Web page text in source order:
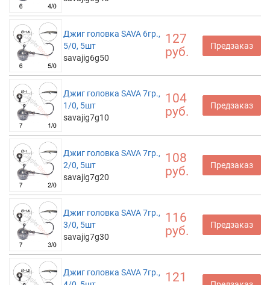
Джиг головка SAVA 6гр.,
5/0, 5шт
savajig6g50
127
руб.
Предзаказ
Джиг головка SAVA 7гр.,
1/0, 5шт
savajig7g10
104
руб.
Предзаказ
Джиг головка SAVA 7гр.,
2/0, 5шт
savajig7g20
108
руб.
Предзаказ
Джиг головка SAVA 7гр.,
3/0, 5шт
savajig7g30
116
руб.
Предзаказ
Джиг головка SAVA 7гр.,
121